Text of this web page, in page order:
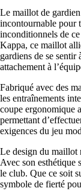
Le maillot de
incontournable pour
inconditionnels de
Kappa, ce maillot
gardiens de se
attachement à
Fabriqué avec des
les entraînements
coupe ergonomique
permettant
exigences du jeu
Le design du maillot
Avec son esthétique
le club. Que ce soit
symbole de fierté